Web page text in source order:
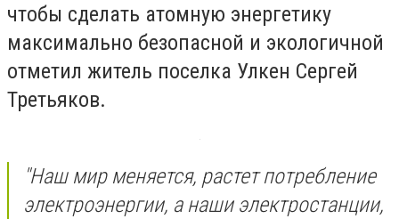
чтобы сделать атомную энергетику
максимально безопасной и экологичной
отметил житель поселка Улкен Сергей
Третьяков.
"Наш мир меняется, растет потребление
электроэнергии, а наши электростанции,